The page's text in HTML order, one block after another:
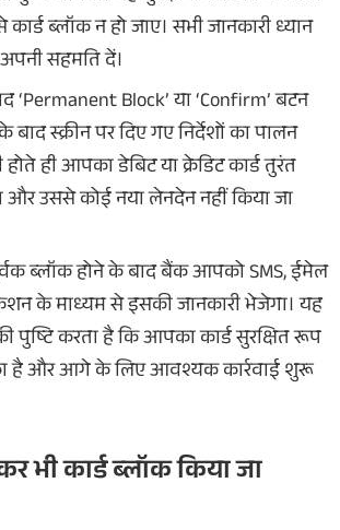
ब्लॉक न हो जाए। सभी जानकारी ध्यान
सहमति दें।
‘Permanent Block’ या ‘Confirm’ बटन
स्क्रीन पर दिए गए निर्देशों का पालन
होते ही आपका डेबिट या क्रेडिट कार्ड तुरंत
और उससे कोई नया लेनदेन नहीं किया जा
ब्लॉक होने के बाद बैंक आपको SMS, ईमेल
के माध्यम से इसकी जानकारी भेजेगा। यह
पुष्टि करता है कि आपका कार्ड सुरक्षित रूप
है और आगे के लिए आवश्यक कार्रवाई शुरू
भी कार्ड ब्लॉक किया जा